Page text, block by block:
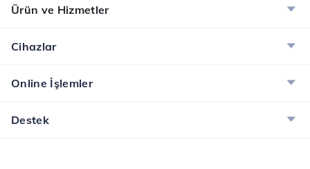
dünyanın tadını çıkarın!
İncele
Ürün ve Hizmetler
Cihazlar
Online İşlemler
Destek